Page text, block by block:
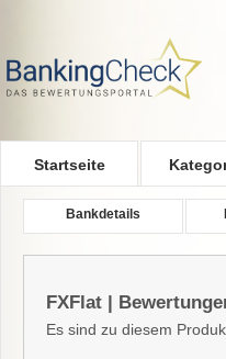
Startseite
Bankdetails
FXFlat |
Es sind zu diesem